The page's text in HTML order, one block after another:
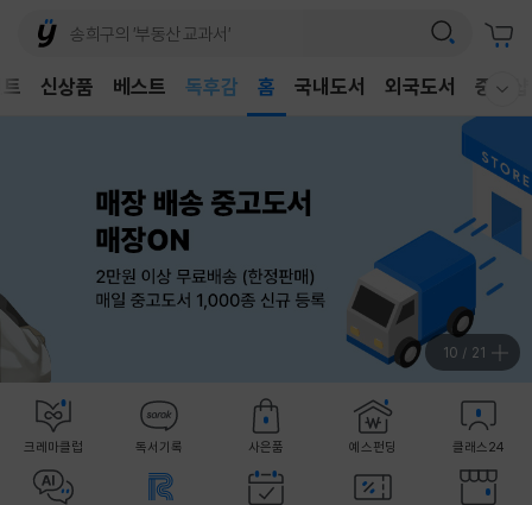
신상품 베스트
어린이
어린이
홈 국내도서 외국도서 중고샵
11 / 21
크레마클럽 독서기록 사은품 예스펀딩 클래스24